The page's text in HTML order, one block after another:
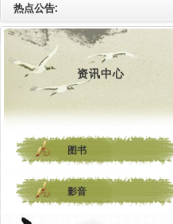
热点公告:
资讯中心
图书
影音